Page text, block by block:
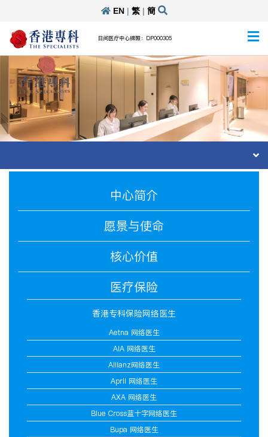
EN| 繁| 簡
日间医疗中心牌照：DP000305
中心简介
愿景与使命
核心价值
医疗保险
香港专科保险网络医生
Aetna 网络医生
AIA 网络医生
Allianz网络医生
April 网络医生
AXA 网络医生
Blue Cross蓝十字网络医生
Bupa 网络医生